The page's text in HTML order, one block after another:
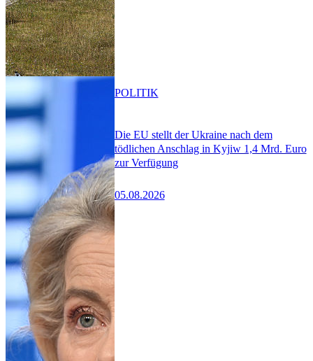
Die EU stellt der Ukraine nach dem
tödlichen Anschlag in Kyjiw 1,4 Mrd. Euro
zur Verfügung
05.08.2026
POLITIK